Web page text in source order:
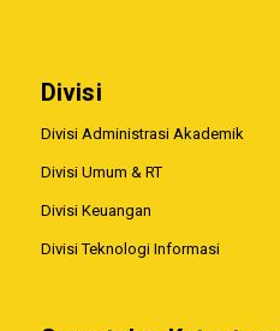
Divisi
Divisi Administrasi Akademik
Divisi Umum & RT
Divisi Keuangan
Divisi Teknologi Informasi